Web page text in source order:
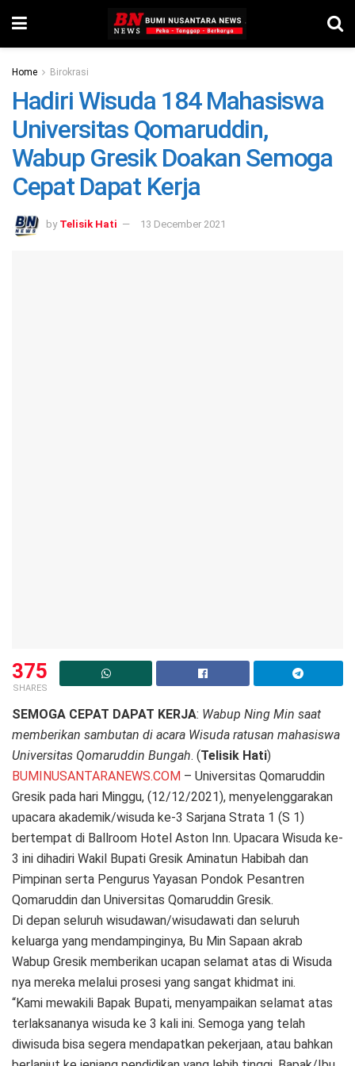
Home Birokrasi
Hadiri Wisuda 184 Mahasiswa
Universitas Qomaruddin,
Wabup Gresik Doakan Semoga
Cepat Dapat Kerja
by Telisik Hati 13 December 2021
375
SHARES
SEMOGA CEPAT DAPAT KERJA: Wabup Ning Min saat
memberikan sambutan di acara Wisuda ratusan mahasiswa
Universitas Qomaruddin Bungah. (Telisik Hati)
BUMINUSANTARANEWS.COM – Universitas Qomaruddin
Gresik pada hari Minggu, (12/12/2021), menyelenggarakan
upacara akademik/wisuda ke-3 Sarjana Strata 1 (S 1)
bertempat di Ballroom Hotel Aston Inn. Upacara Wisuda ke-
3 ini dihadiri Wakil Bupati Gresik Aminatun Habibah dan
Pimpinan serta Pengurus Yayasan Pondok Pesantren
Qomaruddin dan Universitas Qomaruddin Gresik.
Di depan seluruh wisudawan/wisudawati dan seluruh
keluarga yang mendampinginya, Bu Min Sapaan akrab
Wabup Gresik memberikan ucapan selamat atas di Wisuda
nya mereka melalui prosesi yang sangat khidmat ini.
“Kami mewakili Bapak Bupati, menyampaikan selamat atas
terlaksananya wisuda ke 3 kali ini. Semoga yang telah
diwisuda bisa segera mendapatkan pekerjaan, atau bahkan